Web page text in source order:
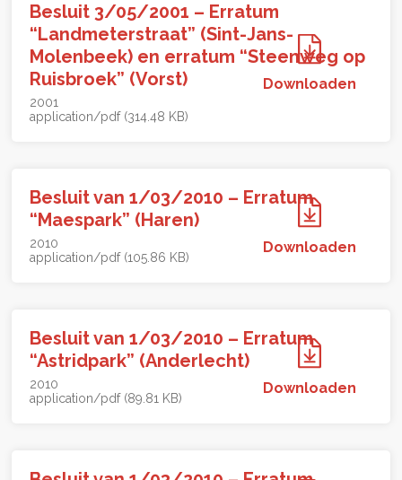
Besluit 3/05/2001 – Erratum
“Landmeterstraat” (Sint-Jans-
Molenbeek) en erratum “Steenweg op
Ruisbroek” (Vorst)
2001
application/pdf (314.48 KB)
Downloaden
Besluit van 1/03/2010 – Erratum
“Maespark” (Haren)
2010
application/pdf (105.86 KB)
Downloaden
Besluit van 1/03/2010 – Erratum
“Astridpark” (Anderlecht)
2010
application/pdf (89.81 KB)
Downloaden